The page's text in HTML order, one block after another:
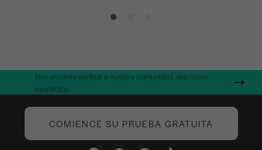
Nos encanta retribuir a nuestra comunidad. Vea cómo
ayudamos.
COMIENCE SU PRUEBA GRATUITA